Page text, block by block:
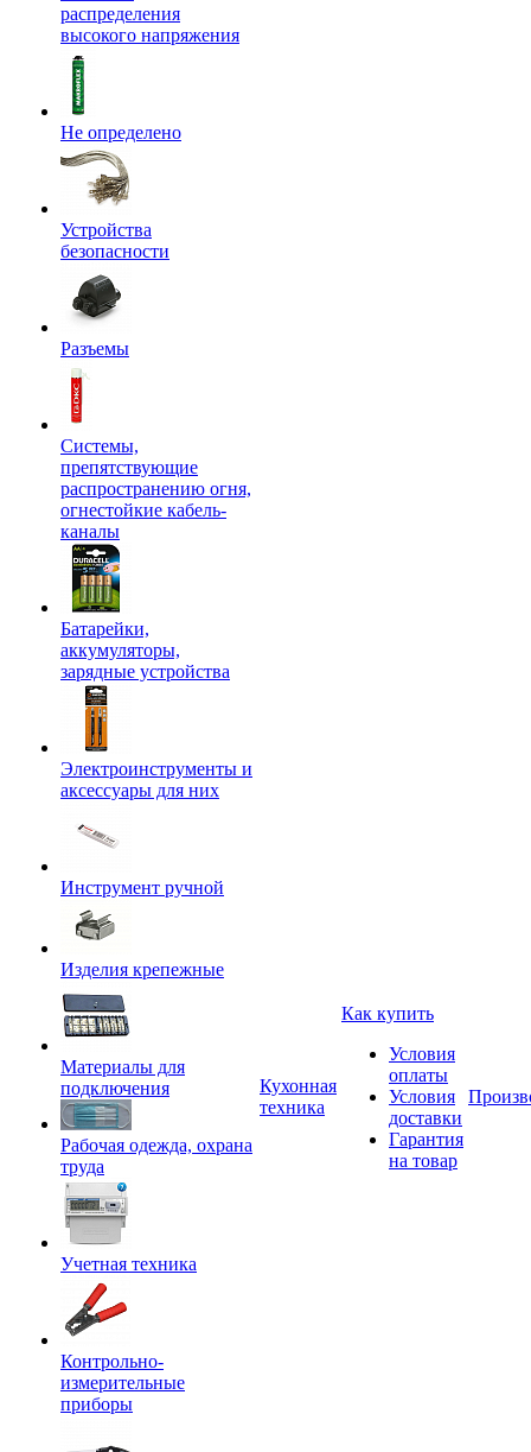
распределения
высокого напряжения
Не определено
Устройства
безопасности
Разъемы
Системы,
препятствующие
распространению огня,
огнестойкие кабель-
каналы
Батарейки,
аккумуляторы,
зарядные устройства
Электроинструменты и
аксессуары для них
Инструмент ручной
Изделия крепежные
Материалы для
подключения
Рабочая одежда, охрана
труда
Учетная техника
Контрольно-
измерительные
приборы
Кухонная
техника
Как купить
Условия
оплаты
Условия
доставки
Гарантия
на товар